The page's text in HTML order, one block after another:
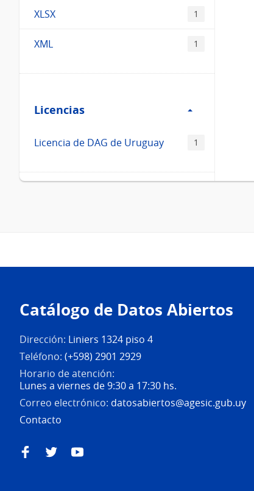
XLSX 1
XML 1
Licencias
Licencias
Licencia de DAG de Uruguay 1
página
Catálogo de Datos Abiertos
Dirección: Liniers 1324 piso 4
Teléfono: (+598) 2901 2929
Horario de atención:
Lunes a viernes de 9:30 a 17:30 hs.
Correo electrónico: datosabiertos@agesic.gub.uy
Contacto
FacebookTwitterYouTube